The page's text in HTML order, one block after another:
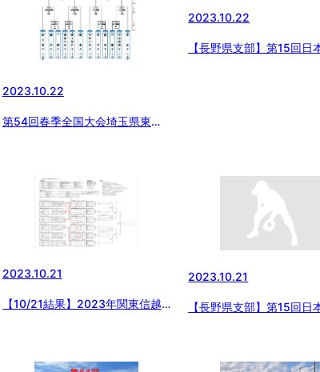
2023.10.22
第54回春季全国大会埼玉県東支
2023.10.22
【長野県支部】第15回日
2023.10.21
【10/21結果】2023年関東信越
2023.10.21
【長野県支部】第15回日
県支部予選）準決勝の結